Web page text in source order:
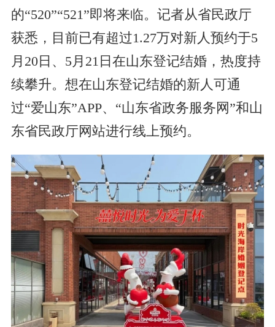
的“520”“521”即将来临。记者从省民政厅
获悉，目前已有超过1.27万对新人预约于5
月20日、5月21日在山东登记结婚，热度持
续攀升。想在山东登记结婚的新人可通
过“爱山东”APP、“山东省政务服务网”和山
东省民政厅网站进行线上预约。